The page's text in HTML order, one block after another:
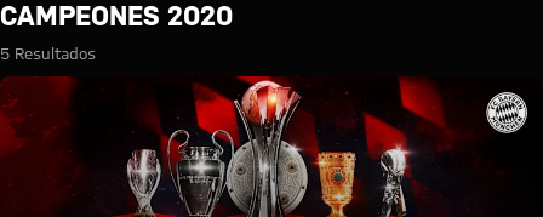
Búsqueda: Campeones 2020
CAMPEONES 2020
5 Resultados